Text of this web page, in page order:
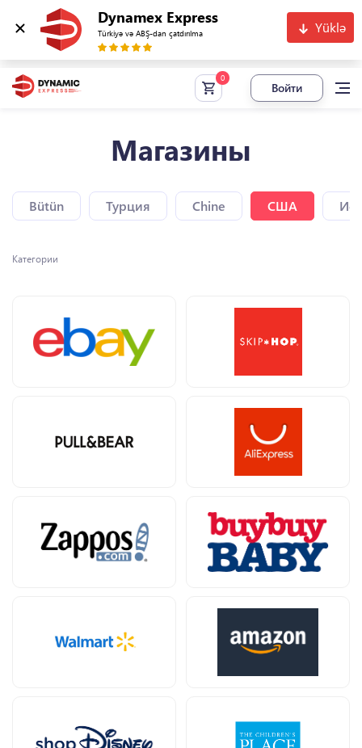
Dynamex Express
Türkiyə və ABŞ-dan çatdırılma Yüklə
Войти
Магазины
Bütün Турция Chine США
Категории